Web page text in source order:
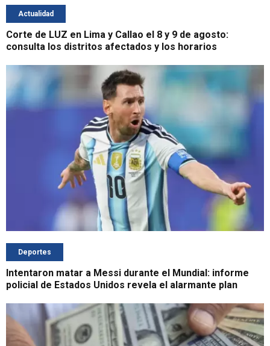
Actualidad
Corte de LUZ en Lima y Callao el 8 y 9 de agosto:
consulta los distritos afectados y los horarios
Deportes
Intentaron matar a Messi durante el Mundial: informe
policial de Estados Unidos revela el alarmante plan